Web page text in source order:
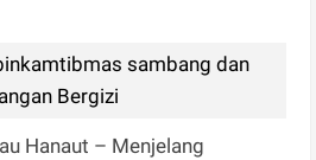
sambang dan
Bergizi
Hanaut – Menjelang